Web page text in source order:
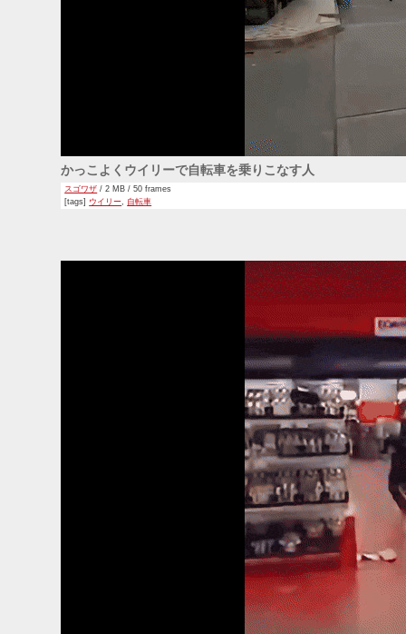
かっこよくウイリーで自転車を乗りこなす人
スゴワザ / 2 MB / 50 frames
[tags] ウイリー, 自転車